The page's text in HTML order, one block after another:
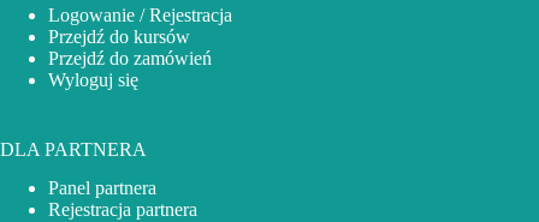
Logowanie / Rejestracja
Przejdź do kursów
Przejdź do zamówień
Wyloguj się
DLA PARTNERA
Panel partnera
Rejestracja partnera